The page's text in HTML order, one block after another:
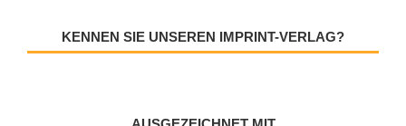
KENNEN SIE UNSEREN IMPRINT-VERLAG?